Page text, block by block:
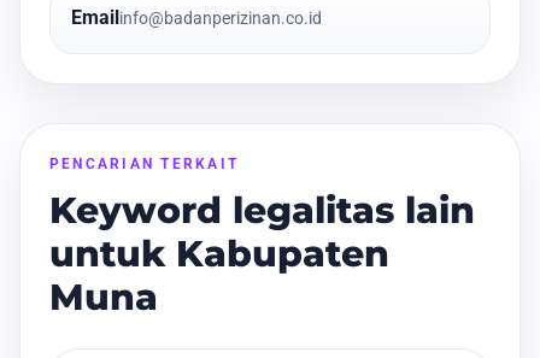
Email info@badanperizinan.co.id
PENCARIAN TERKAIT
Keyword legalitas lain
untuk Kabupaten
Muna